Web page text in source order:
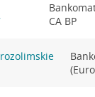
CA BP